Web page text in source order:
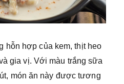
hỗn hợp của kem, thịt heo
gia vị. Với màu trắng sữa
món ăn này được tương